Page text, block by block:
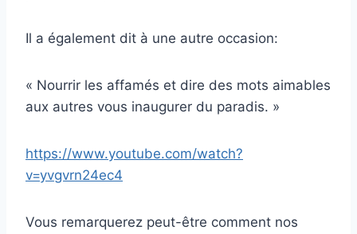
Il a également dit à une autre occasion:
« Nourrir les affamés et dire des mots aimables
aux autres vous inaugurer du paradis. »
https://www.youtube.com/watch?
v=yvgvrn24ec4
Vous remarquerez peut-être comment nos